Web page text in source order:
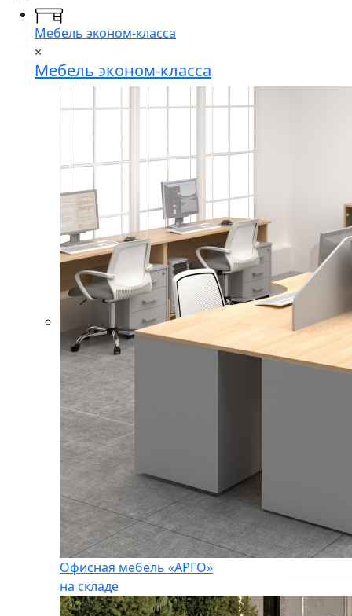
Мебель эконом-класса
×
Мебель эконом-класса
Офисная мебель «АРГО»
на складе